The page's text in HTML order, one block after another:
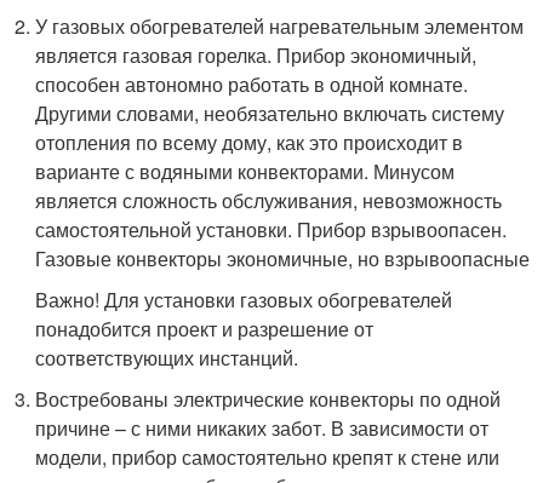
У газовых обогревателей нагревательным элементом
является газовая горелка. Прибор экономичный,
способен автономно работать в одной комнате.
Другими словами, необязательно включать систему
отопления по всему дому, как это происходит в
варианте с водяными конвекторами. Минусом
является сложность обслуживания, невозможность
самостоятельной установки. Прибор взрывоопасен.
Газовые конвекторы экономичные, но взрывоопасные
Важно! Для установки газовых обогревателей
понадобится проект и разрешение от
соответствующих инстанций.
Востребованы электрические конвекторы по одной
причине – с ними никаких забот. В зависимости от
модели, прибор самостоятельно крепят к стене или